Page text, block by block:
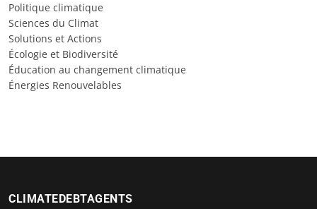
Politique climatique
Sciences du Climat
Solutions et Actions
Écologie et Biodiversité
Éducation au changement climatique
Énergies Renouvelables
CLIMATEDEBTAGENTS